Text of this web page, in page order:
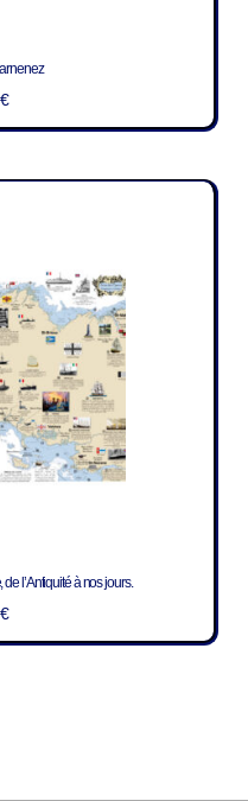
€
l’Antiquité à nos jours.
€